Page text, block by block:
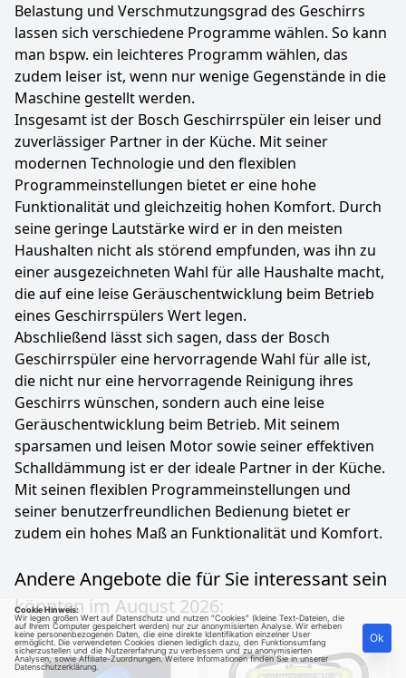
Belastung und Verschmutzungsgrad des Geschirrs
lassen sich verschiedene Programme wählen. So kann
man bspw. ein leichteres Programm wählen, das
zudem leiser ist, wenn nur wenige Gegenstände in die
Maschine gestellt werden.
Insgesamt ist der Bosch Geschirrspüler ein leiser und
zuverlässiger Partner in der Küche. Mit seiner
modernen Technologie und den flexiblen
Programmeinstellungen bietet er eine hohe
Funktionalität und gleichzeitig hohen Komfort. Durch
seine geringe Lautstärke wird er in den meisten
Haushalten nicht als störend empfunden, was ihn zu
einer ausgezeichneten Wahl für alle Haushalte macht,
die auf eine leise Geräuschentwicklung beim Betrieb
eines Geschirrspülers Wert legen.
Abschließend lässt sich sagen, dass der Bosch
Geschirrspüler eine hervorragende Wahl für alle ist,
die nicht nur eine hervorragende Reinigung ihres
Geschirrs wünschen, sondern auch eine leise
Geräuschentwicklung beim Betrieb. Mit seinem
sparsamen und leisen Motor sowie seiner effektiven
Schalldämmung ist er der ideale Partner in der Küche.
Mit seinen flexiblen Programmeinstellungen und
seiner benutzerfreundlichen Bedienung bietet er
zudem ein hohes Maß an Funktionalität und Komfort.
Andere Angebote die für Sie interessant sein
könnten im August 2026:
Cookie Hinweis:
Wir legen großen Wert auf Datenschutz und nutzen "Cookies" (kleine Text-Dateien, die
auf Ihrem Computer gespeichert werden) nur zur anonymisierten Analyse. Wir erheben
keine personenbezogenen Daten, die eine direkte Identifikation einzelner User
ermöglicht. Die verwendeten Cookies dienen lediglich dazu, den Funktionsumfang
sicherzustellen und die Nutzererfahrung zu verbessern und zu anonymisierten
Analysen, sowie Affiliate-Zuordnungen. Weitere Informationen finden Sie in unserer
Datenschutzerklärung
Ok